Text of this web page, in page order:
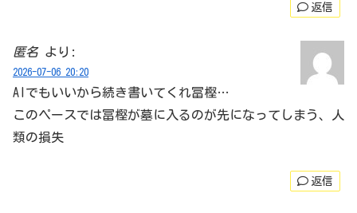
返信
匿名 より:
2026-07-06 20:20
AIでもいいから続き書いてくれ冨樫…
このペースでは冨樫が墓に入るのが先になってしまう、人
類の損失
返信